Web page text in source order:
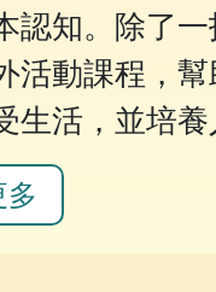
認知。除了
活動課程，
生活，並培養
多